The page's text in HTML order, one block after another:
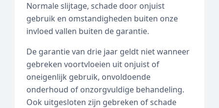
Normale slijtage, schade door onjuist
gebruik en omstandigheden buiten onze
invloed vallen buiten de garantie.
De garantie van drie jaar geldt niet wanneer
gebreken voortvloeien uit onjuist of
oneigenlijk gebruik, onvoldoende
onderhoud of onzorgvuldige behandeling.
Ook uitgesloten zijn gebreken of schade